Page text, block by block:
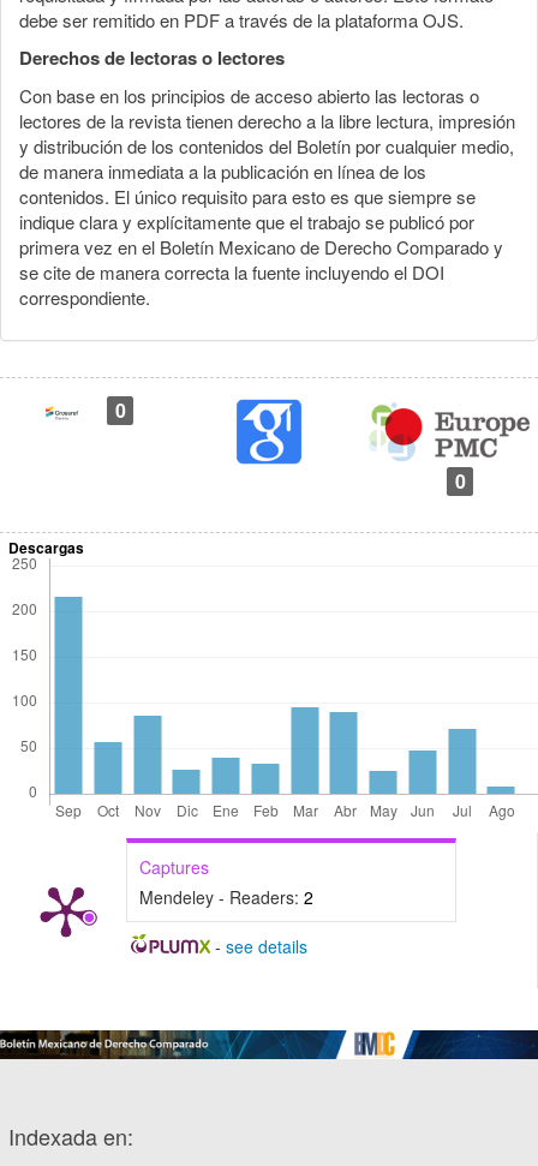
debe ser remitido en PDF a través de la plataforma OJS.
Derechos de lectoras o lectores
Con base en los principios de acceso abierto las lectoras o
lectores de la revista tienen derecho a la libre lectura, impresión
y distribución de los contenidos del Boletín por cualquier medio,
de manera inmediata a la publicación en línea de los
contenidos. El único requisito para esto es que siempre se
indique clara y explícitamente que el trabajo se publicó por
primera vez en el Boletín Mexicano de Derecho Comparado y
se cite de manera correcta la fuente incluyendo el DOI
correspondiente.
0
0
Descargas
Captures
Mendeley - Readers: 2
- see details
Indexada en: